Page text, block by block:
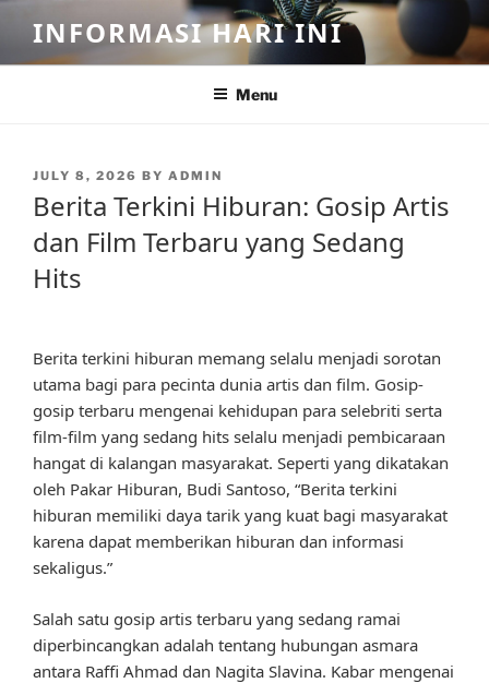
content
INFORMASI HARI INI
Menu
POSTED
JULY 8, 2026 BY ADMIN
Berita Terkini Hiburan: Gosip Artis
dan Film Terbaru yang Sedang
Hits
Berita terkini hiburan memang selalu menjadi sorotan
utama bagi para pecinta dunia artis dan film. Gosip-
gosip terbaru mengenai kehidupan para selebriti serta
film-film yang sedang hits selalu menjadi pembicaraan
hangat di kalangan masyarakat. Seperti yang dikatakan
oleh Pakar Hiburan, Budi Santoso, “Berita terkini
hiburan memiliki daya tarik yang kuat bagi masyarakat
karena dapat memberikan hiburan dan informasi
sekaligus.”
Salah satu gosip artis terbaru yang sedang ramai
diperbincangkan adalah tentang hubungan asmara
antara Raffi Ahmad dan Nagita Slavina. Kabar mengenai